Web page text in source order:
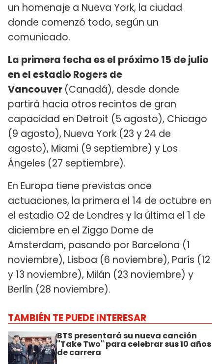
un homenaje a Nueva York, la ciudad
donde comenzó todo, según un
comunicado.
La primera fecha es el próximo 15 de julio
en el estadio Rogers de
Vancouver (Canadá), desde donde
partirá hacia otros recintos de gran
capacidad en Detroit (5 agosto), Chicago
(9 agosto), Nueva York (23 y 24 de
agosto), Miami (9 septiembre) y Los
Ángeles (27 septiembre).
En Europa tiene previstas once
actuaciones, la primera el 14 de octubre en
el estadio O2 de Londres y la última el 1 de
diciembre en el Ziggo Dome de
Amsterdam, pasando por Barcelona (1
noviembre), Lisboa (6 noviembre), París (12
y 13 noviembre), Milán (23 noviembre) y
Berlín (28 noviembre).
TAMBIÉN TE PUEDE INTERESAR
BTS presentará su nueva canción
"Take Two" para celebrar sus 10 años
de carrera